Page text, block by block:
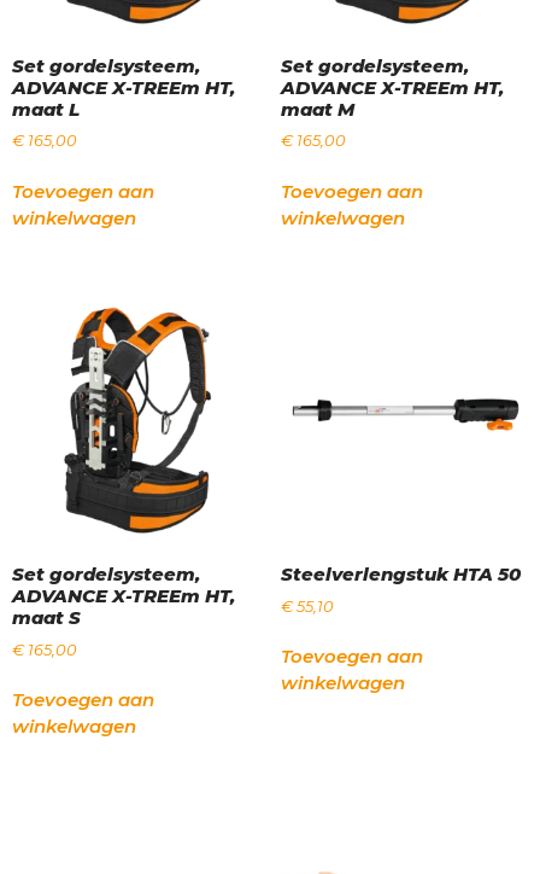
Set gordelsysteem,
ADVANCE X-TREEm HT,
maat L
€165,00
Toevoegen aan
winkelwagen
Set gordelsysteem,
ADVANCE X-TREEm HT,
maat M
€165,00
Toevoegen aan
winkelwagen
Set gordelsysteem,
ADVANCE X-TREEm HT,
maat S
€165,00
Toevoegen aan
winkelwagen
Steelverlengstuk HTA 50
€55,10
Toevoegen aan
winkelwagen